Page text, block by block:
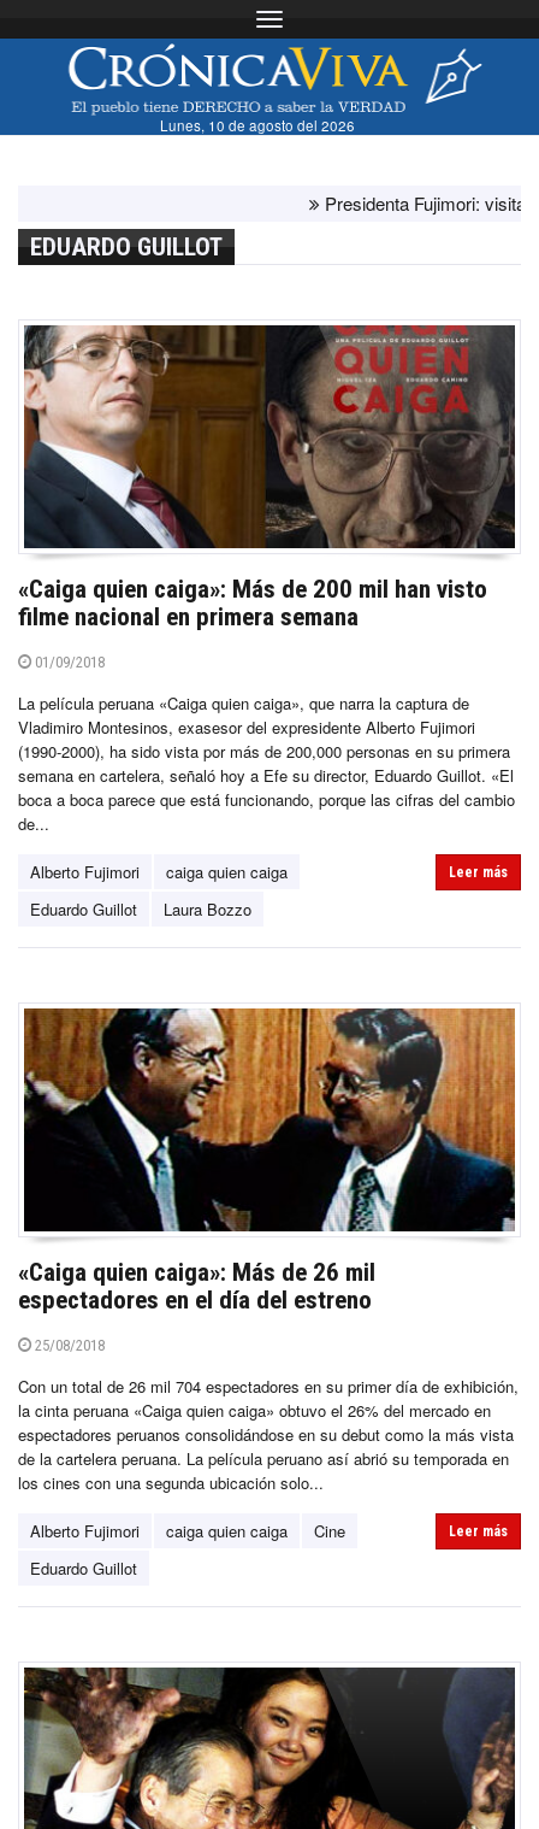
Toggle navigation
Lunes, 10 de agosto del 2026
Presidenta Fujimori: visita del
EDUARDO GUILLOT
«Caiga quien caiga»: Más de 200 mil han visto
filme nacional en primera semana
01/09/2018
La película peruana «Caiga quien caiga», que narra la captura de
Vladimiro Montesinos, exasesor del expresidente Alberto Fujimori
(1990-2000), ha sido vista por más de 200,000 personas en su primera
semana en cartelera, señaló hoy a Efe su director, Eduardo Guillot. «El
boca a boca parece que está funcionando, porque las cifras del cambio
de...
Alberto Fujimori
caiga quien caiga
Eduardo Guillot
Laura Bozzo
Leer más
«Caiga quien caiga»: Más de 26 mil
espectadores en el día del estreno
25/08/2018
Con un total de 26 mil 704 espectadores en su primer día de exhibición,
la cinta peruana «Caiga quien caiga» obtuvo el 26% del mercado en
espectadores peruanos consolidándose en su debut como la más vista
de la cartelera peruana. La película peruano así abrió su temporada en
los cines con una segunda ubicación solo...
Alberto Fujimori caiga quien caiga
Cine
Eduardo Guillot
Leer más